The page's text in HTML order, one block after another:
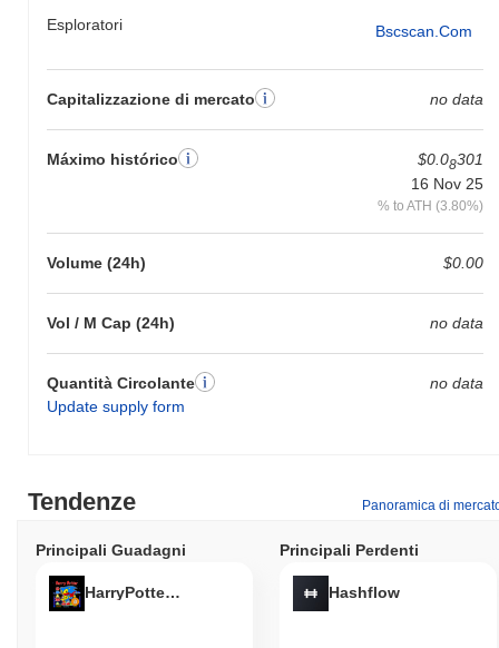
Esploratori Bscscan.com
Capitalizzazione di mercato no data
Máximo histórico $0.08301
16 Nov 25
% to ATH (3.80%)
Volume (24h) $0.00
Vol / M Cap (24h) no data
Quantità Circolante
Update supply form
no data
Tendenze Panoramica di
Principali Guadagni
HarryPotterObamaSonic10Inu (ETH)
Principali Perdenti
Hashflow